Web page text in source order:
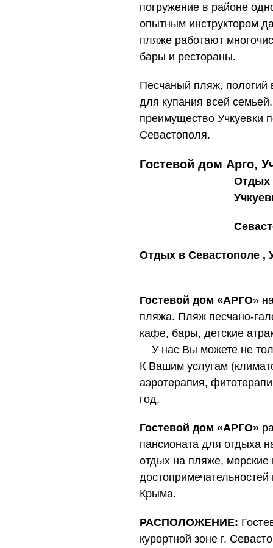
погружение в районе
опытным инструктором
пляже работают
бары и рестораны.
Песчаный пляж, пологий
для купания всей
преимущество Учкуевки
Севастополя.
Гостевой дом Арго,
Отдых
Отдых в Севастополе ,
Гостевой дом «АРГО»
пляжа. Пляж песчано-
кафе, бары, детские
У нас Вы можете не
К Вашим услугам
аэротерапия,
год.
Гостевой дом «АРГО»
пансионата для отдыха
отдых на пляже, морские
Крыма.
РАСПОЛОЖЕНИЕ:
курортной зоне г.